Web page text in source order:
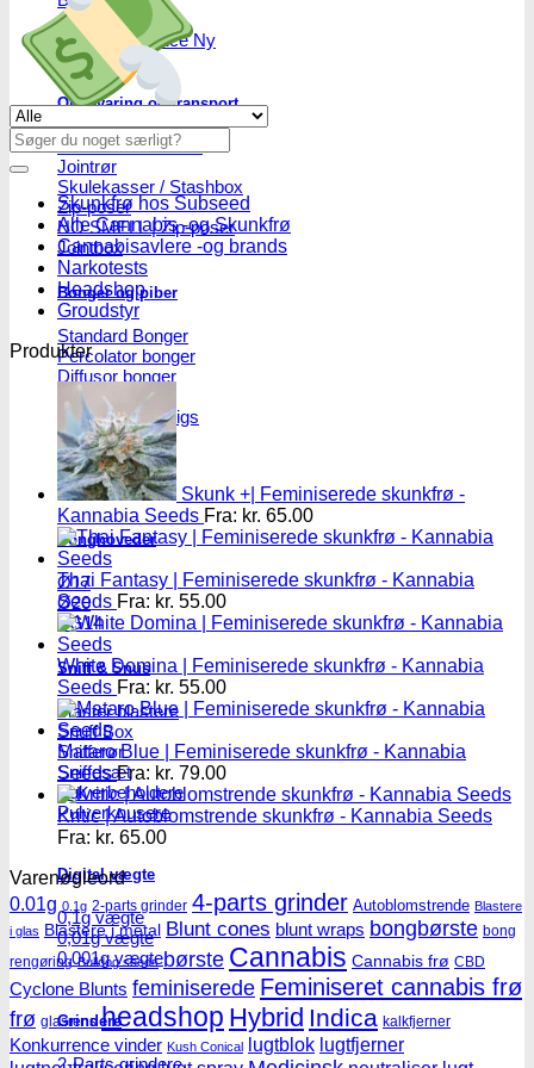
SmokersPack
Smokers Choice
Opbevaring og transport
Vacuum beholdere
Jointrør
Skulekasser / Stashbox
Zip-poser
NO SMELL | Zip-poser
Jointbox
Bonger og piber
Standard Bonger
Percolator bonger
Diffusor bonger
Dabbing
Olie Bonger / Rigs
Tjubanger
Chillum
Piber
Bonghoveder
Ø17
Ø20
SG14
Sniff & Snus
Master blastere
Snuff Box
Snifferør
Sniffesæt
Pulverbeholdere
Pulverknusere
Digital vægte
0,1g vægte
0,01g vægte
0,001g vægte
Grindere
2-Parts grindere
Se alle tilbud her
Søg
efter:
Skunkfrø hos Subseed
Alle Cannabis -og Skunkfrø
Cannabisavlere -og brands
Narkotests
Headshop
Groudstyr
Produkter
Skunk +| Feminiserede skunkfrø -
Kannabia Seeds Fra: kr. 65.00
Thai Fantasy | Feminiserede skunkfrø - Kannabia
Seeds Fra: kr. 55.00
White Domina | Feminiserede skunkfrø - Kannabia
Seeds Fra: kr. 55.00
Mataro Blue | Feminiserede skunkfrø - Kannabia
Seeds Fra: kr. 79.00
Kritic | Autoblomstrende skunkfrø - Kannabia Seeds
Fra: kr. 65.00
Varenøgleord
0.01g 0.1g 2-parts grinder 4-parts grinder Autoblomstrende Blastere
i glas Blastere i metal Blunt cones blunt wraps bongbørste bong
rengøring Bulldog seeds børste Cannabis Cannabis frø CBD
Cyclone Blunts feminiserede Feminiseret cannabis frø
frø glasrens headshop Hybrid Indica kalkfjerner
Konkurrence vinder Kush Conical lugtblok lugtfjerner